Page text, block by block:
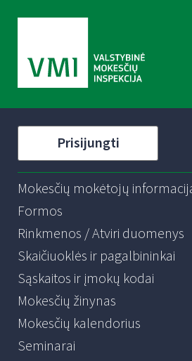
Prisijungti
Mokesčių mokėtojų
Formos
Rinkmenos / Atviri duomenys
Skaičiuoklės ir pagalbininkai
Sąskaitos ir įmokų kodai
Mokesčių žinynas
Mokesčių kalendorius
Seminarai